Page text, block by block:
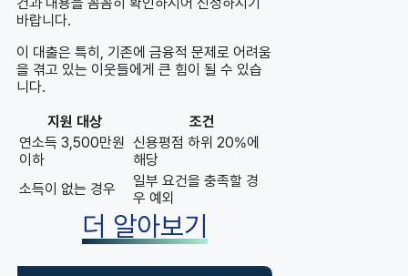
바랍니다.
이 대출은 특히, 기존에 금융적 문제로 어려움
을 겪고 있는 이웃들에게 큰 힘이 될 수 있습
니다.
지원 대상
조건
연소득 3,500만원
이하
신용평점 하위 20%에
해당
소득이 없는 경우
일부 요건을 충족할 경
우 예외
더 알아보기